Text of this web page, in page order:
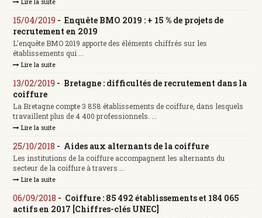
Lire la suite
15/04/2019 - Enquête BMO 2019 : + 15 % de projets de
recrutement en 2019
L'enquête BMO 2019 apporte des éléments chiffrés sur les
établissements qui ...
Lire la suite
13/02/2019 - Bretagne : difficultés de recrutement dans la
coiffure
La Bretagne compte 3 858 établissements de coiffure, dans lesquels
travaillent plus de 4 400 professionnels. ...
Lire la suite
25/10/2018 - Aides aux alternants de la coiffure
Les institutions de la coiffure accompagnent les alternants du
secteur de la coiffure à travers ...
Lire la suite
06/09/2018 - Coiffure : 85 492 établissements et 184 065
actifs en 2017 [Chiffres-clés UNEC]